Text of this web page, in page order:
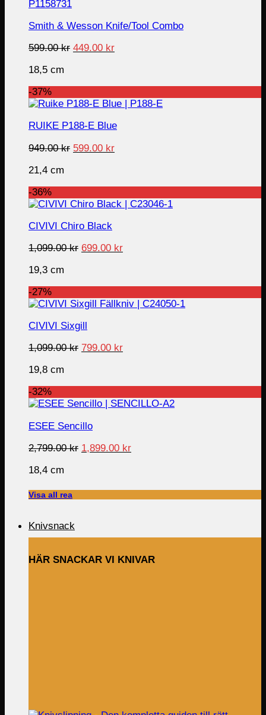
Smith & Wesson Knife/Tool Combo
599.00kr Original
449.00 krCurrent
18,5 cm
-37%
RUIKE P188-E Blue
949.00kr Original
599.00 krCurrent
21,4 cm
-36%
CIVIVI Chiro Black
1,099.00kr Original
699.00 krCurrent
19,3 cm
-27%
CIVIVI Sixgill
1,099.00kr Original
799.00 krCurrent
19,8 cm
-32%
ESEE Sencillo
2,799.00kr Original
1,899.00 krCurrent
18,4 cm
Visa all rea
Knivsnack
HÄR SNACKAR VI KNIVAR